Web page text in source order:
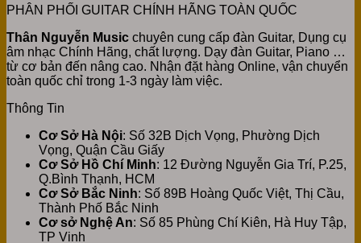
PHÂN PHỐI GUITAR CHÍNH HÃNG TOÀN QUỐC
Thân Nguyễn Music chuyên cung cấp đàn Guitar, Dụng cụ
âm nhạc Chính Hãng, chất lượng. Dạy đàn Guitar, Piano …
từ cơ bản đến nâng cao. Nhận đặt hàng Online, vận chuyển
toàn quốc chỉ trong 1-3 ngày làm việc.
Thông Tin
Cơ Sở Hà Nội: Số 32B Dịch Vọng, Phường Dịch
Vọng, Quận Cầu Giấy
Cơ Sở Hồ Chí Minh: 12 Đường Nguyễn Gia Trí, P.25,
Q.Bình Thạnh, HCM
Cơ Sở Bắc Ninh: Số 89B Hoàng Quốc Việt, Thị Cầu,
Thành Phố Bắc Ninh
Cơ sở Nghệ An: Số 85 Phùng Chí Kiên, Hà Huy Tập,
TP Vinh